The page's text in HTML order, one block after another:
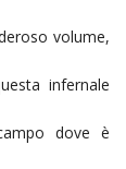
volume,
infernale
dove è